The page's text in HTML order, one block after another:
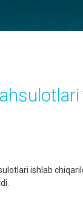
ishlab